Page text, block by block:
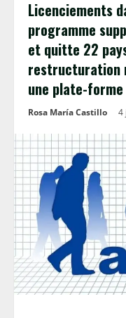
Licenciements
programme
et quitte 22
restructuration
une plate-
Rosa María Castillo 4